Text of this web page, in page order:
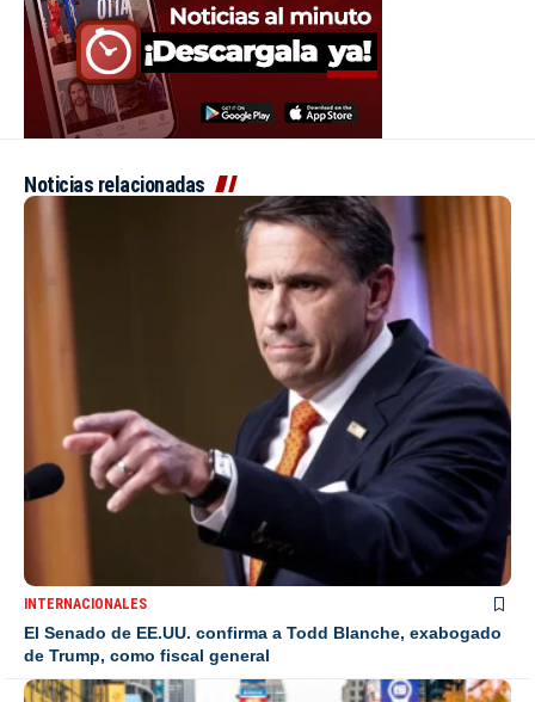
Noticias relacionadas
INTERNACIONALES
El Senado de EE.UU. confirma a Todd Blanche, exabogado
de Trump, como fiscal general